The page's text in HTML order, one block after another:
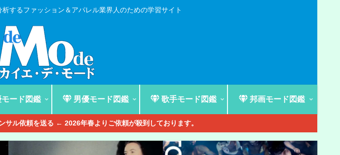
するファッション＆アパレル業界人のための学習サイト
ード図鑑 男優モード図鑑 歌手モード図鑑 邦画モード図鑑
サル依頼を送る ← 2026年春よりご依頼が殺到しております。